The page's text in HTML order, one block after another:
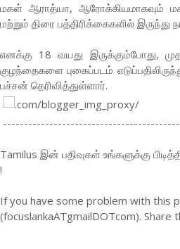
மகள் ஆராத்யா, ஆரோக்கியமாகவும்
மற்றும் திரை பத்திரிக்கைகளில் இருந்து
எனக்கு 18 வயது இருக்கும்போது,
குழந்தைகளை புகைப்படம்
பச்சன் தெரிவித்துள்ளார்.
Tamilus இன் பதிவுகள் உங்களுக்கு
!
If you have some problem with this
(focuslankaATgmailDOTcom).